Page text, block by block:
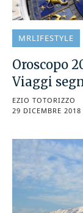
MRLIFESTYLE
Oroscopo
Viaggi
EZIO TOTORIZZO
29 DICEMBRE 2018